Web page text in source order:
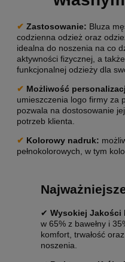
✔ Zastosowanie: Bluza
codzienna odzież oraz
idealna do noszenia na co
aktywności fizycznej, a
funkcjonalnej odzieży dla
✔ Możliwość
umieszczenia logo firmy za
pozwala na dostosowanie
potrzeb klienta.
✔ Kolorowy nadruk:
pełnokolorowych, w tym
✔ Wysokiej Jakości
w 65% z bawełny i
komfort, trwałość
noszenia.